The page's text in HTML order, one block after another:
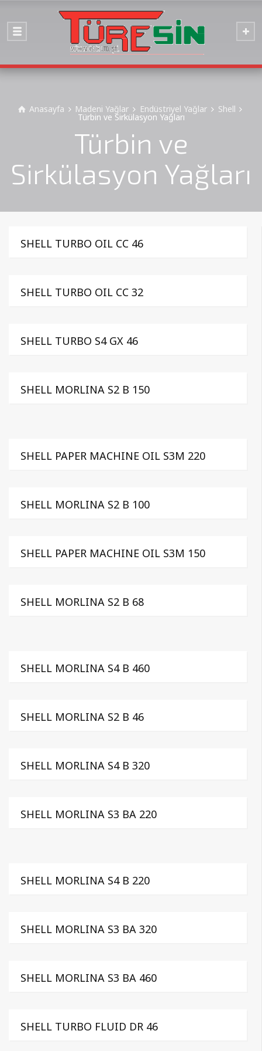
Anasayfa Madeni Yağlar Endüstriyel Yağlar Shell
Türbin ve Sirkülasyon Yağları
Türbin ve
Sirkülasyon Yağları
SHELL TURBO OIL CC 46
SHELL TURBO OIL CC 32
SHELL TURBO S4 GX 46
SHELL MORLINA S2 B 150
SHELL PAPER MACHINE OIL S3M 220
SHELL MORLINA S2 B 100
SHELL PAPER MACHINE OIL S3M 150
SHELL MORLINA S2 B 68
SHELL MORLINA S4 B 460
SHELL MORLINA S2 B 46
SHELL MORLINA S4 B 320
SHELL MORLINA S3 BA 220
SHELL MORLINA S4 B 220
SHELL MORLINA S3 BA 320
SHELL MORLINA S3 BA 460
SHELL TURBO FLUID DR 46